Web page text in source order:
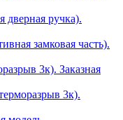
дверная ручка).
замковая часть).
3к). Заказная
3к).